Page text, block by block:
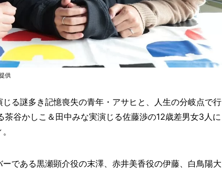
供
る謎多き記憶喪失の青年・アサヒと、人生の分岐点で行
谷かしこ＆田中みな実演じる佐藤渉の12歳差男女3人に
である黒瀬顕介役の末澤、赤井美香役の伊藤、白鳥陽大